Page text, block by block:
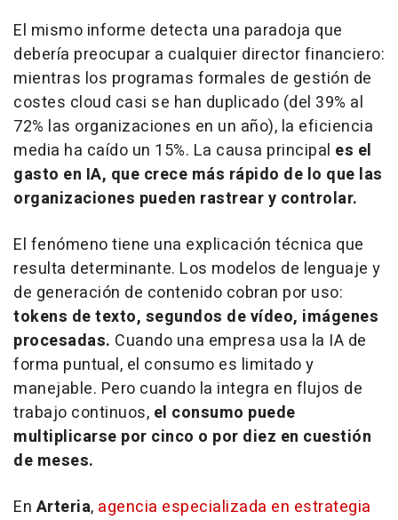
El mismo informe detecta una paradoja que
debería preocupar a cualquier director financiero:
mientras los programas formales de gestión de
costes cloud casi se han duplicado (del 39% al
72% las organizaciones en un año), la eficiencia
media ha caído un 15%. La causa principal es el
gasto en IA, que crece más rápido de lo que las
organizaciones pueden rastrear y controlar.
El fenómeno tiene una explicación técnica que
resulta determinante. Los modelos de lenguaje y
de generación de contenido cobran por uso:
tokens de texto, segundos de vídeo, imágenes
procesadas. Cuando una empresa usa la IA de
forma puntual, el consumo es limitado y
manejable. Pero cuando la integra en flujos de
trabajo continuos, el consumo puede
multiplicarse por cinco o por diez en cuestión
de meses.
En Arteria, agencia especializada en estrategia